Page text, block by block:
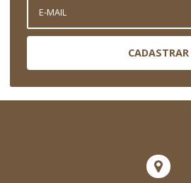
CADASTRAR